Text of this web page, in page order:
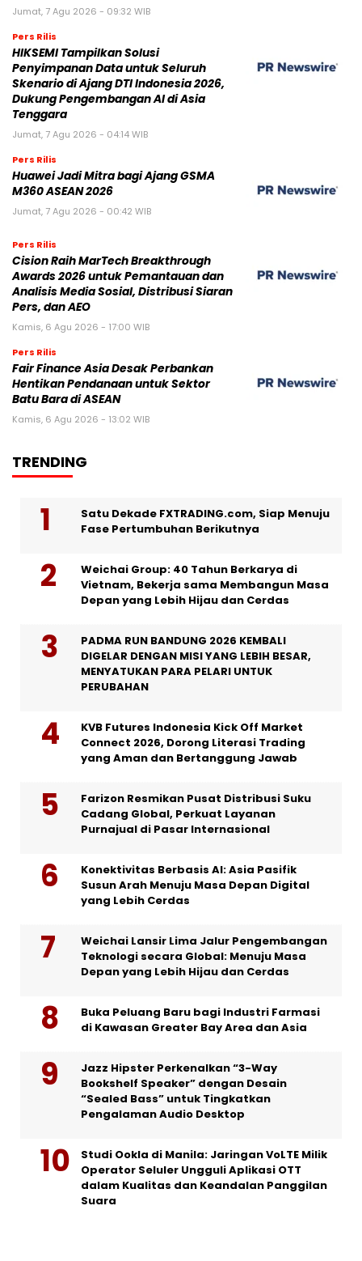
Jumat, 7 Agu 2026 - 09:32 WIB
Pers Rilis
HIKSEMI Tampilkan Solusi
Penyimpanan Data untuk Seluruh
Skenario di Ajang DTI Indonesia 2026,
Dukung Pengembangan AI di Asia
Tenggara
Jumat, 7 Agu 2026 - 04:14 WIB
Pers Rilis
Huawei Jadi Mitra bagi Ajang GSMA
M360 ASEAN 2026
Jumat, 7 Agu 2026 - 00:42 WIB
Pers Rilis
Cision Raih MarTech Breakthrough
Awards 2026 untuk Pemantauan dan
Analisis Media Sosial, Distribusi Siaran
Pers, dan AEO
Kamis, 6 Agu 2026 - 17:00 WIB
Pers Rilis
Fair Finance Asia Desak Perbankan
Hentikan Pendanaan untuk Sektor
Batu Bara di ASEAN
Kamis, 6 Agu 2026 - 13:02 WIB
TRENDING
Satu Dekade FXTRADING.com, Siap Menuju
Fase Pertumbuhan Berikutnya
Weichai Group: 40 Tahun Berkarya di
Vietnam, Bekerja sama Membangun Masa
Depan yang Lebih Hijau dan Cerdas
PADMA RUN BANDUNG 2026 KEMBALI
DIGELAR DENGAN MISI YANG LEBIH BESAR,
MENYATUKAN PARA PELARI UNTUK
PERUBAHAN
KVB Futures Indonesia Kick Off Market
Connect 2026, Dorong Literasi Trading
yang Aman dan Bertanggung Jawab
Farizon Resmikan Pusat Distribusi Suku
Cadang Global, Perkuat Layanan
Purnajual di Pasar Internasional
Konektivitas Berbasis AI: Asia Pasifik
Susun Arah Menuju Masa Depan Digital
yang Lebih Cerdas
Weichai Lansir Lima Jalur Pengembangan
Teknologi secara Global: Menuju Masa
Depan yang Lebih Hijau dan Cerdas
Buka Peluang Baru bagi Industri Farmasi
di Kawasan Greater Bay Area dan Asia
Jazz Hipster Perkenalkan “3-Way
Bookshelf Speaker” dengan Desain
“Sealed Bass” untuk Tingkatkan
Pengalaman Audio Desktop
Studi Ookla di Manila: Jaringan VoLTE Milik
Operator Seluler Ungguli Aplikasi OTT
dalam Kualitas dan Keandalan Panggilan
Suara